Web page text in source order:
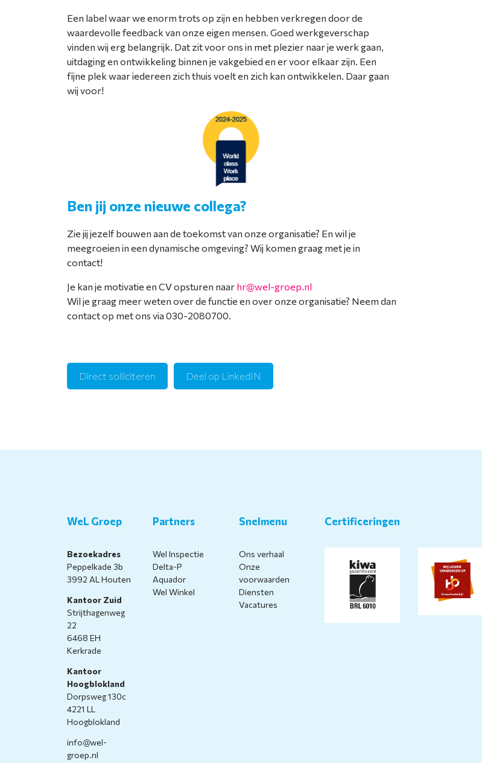
Een label waar we enorm trots op zijn en hebben verkregen door de
waardevolle feedback van onze eigen mensen. Goed werkgeverschap
vinden wij erg belangrijk. Dat zit voor ons in met plezier naar je werk gaan,
uitdaging en ontwikkeling binnen je vakgebied en er voor elkaar zijn. Een
fijne plek waar iedereen zich thuis voelt en zich kan ontwikkelen. Daar gaan
wij voor!
Ben jij onze nieuwe collega?
Zie jij jezelf bouwen aan de toekomst van onze organisatie? En wil je
meegroeien in een dynamische omgeving? Wij komen graag met je in
contact!
Je kan je motivatie en CV opsturen naar hr@wel-groep.nl
Wil je graag meer weten over de functie en over onze organisatie? Neem dan
contact op met ons via 030-2080700.
Direct solliciteren Deel op LinkedIN
WeL Groep
Bezoekadres
Peppelkade 3b
3992 AL Houten
Kantoor Zuid
Strijthagenweg
22
6468 EH
Kerkrade
Kantoor
Hoogblokland
Dorpsweg 130c
4221 LL
Hoogblokland
info@wel-
groep.nl
Partners
Wel Inspectie
Delta-P
Aquador
Wel Winkel
Snelmenu
Ons verhaal
Onze
voorwaarden
Diensten
Vacatures
Certificeringen